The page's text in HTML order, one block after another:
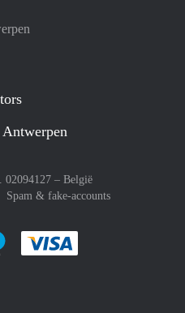
02094127 – België
Spam & fake-accounts
method
with :payment method
Pay easily with :payment method